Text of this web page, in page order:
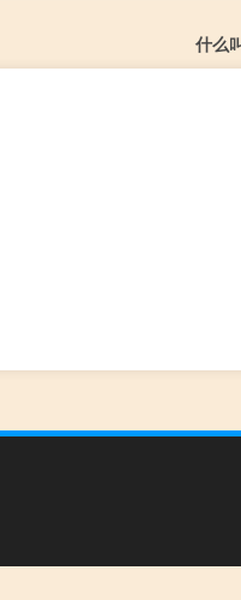
什么